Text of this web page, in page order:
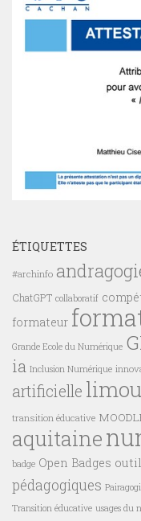
ÉTIQUETTES
#archinfo
ChatGPT collaboratif
formateur
Grande Ecole du Numérique
ia Inclusion Numérique
artificielle
transition éducative
aquitaine
badge Open Badges
pédagogiques
Transition éducative usages du